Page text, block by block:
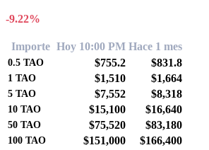
-9.22%
Importe Hoy 10:00 PM Hace 1 mes
0.5 TAO $755.2 $831.8
1 TAO $1,510 $1,664
5 TAO $7,552 $8,318
10 TAO $15,100 $16,640
50 TAO $75,520 $83,180
100 TAO $151,000 $166,400